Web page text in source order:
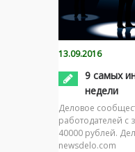
13.09.2016
9 самых
недели
Деловое
работодателей с
40000 рублей.
newsdelo.com